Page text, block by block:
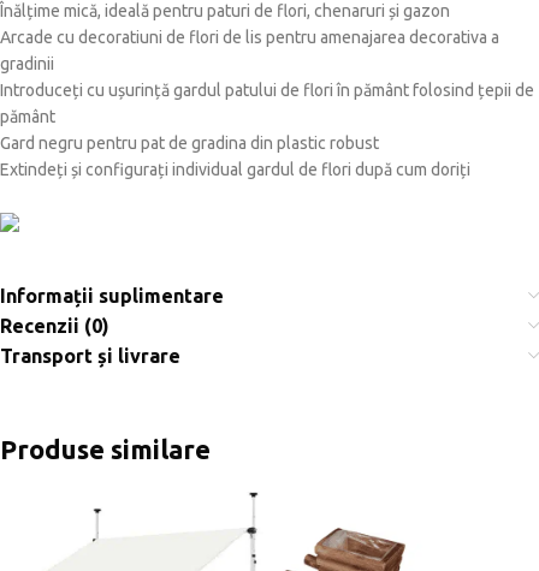
Înălțime mică, ideală pentru paturi de flori, chenaruri și gazon
Arcade cu decoratiuni de flori de lis pentru amenajarea decorativa a
gradinii
Introduceți cu ușurință gardul patului de flori în pământ folosind țepii de
pământ
Gard negru pentru pat de gradina din plastic robust
Extindeți și configurați individual gardul de flori după cum doriți
Informații suplimentare
Recenzii (0)
Transport și livrare
Produse similare